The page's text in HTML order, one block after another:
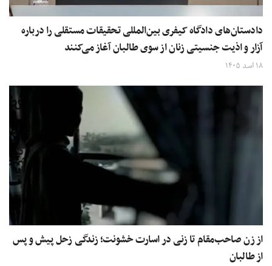
دادستان‌های دادگاه کیفری بین‌المللی تحقیقات مستقلی را درباره
آزار و اذیت جنسیتی زنان از سوی طالبان آغاز می‌کنند
۱۸ اسد ۱۴۰۵
از زن صاحب‌مقام تا زنی در اسارت خشونت؛ زندگی زحل پیش و پس
از طالبان